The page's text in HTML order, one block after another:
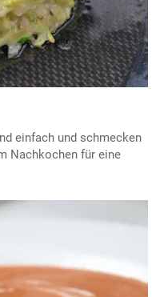
einfach und schmecken
Nachkochen für eine